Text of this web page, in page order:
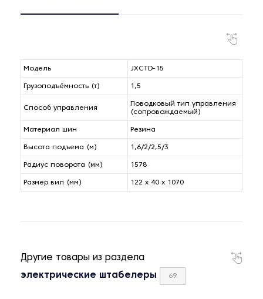
Модель JXCTD-15
Грузоподъёмность (т) 1,5
Способ управления
Поводковый тип управления
(сопровождаемый)
Материал шин Резина
Высота подъема (м) 1,6/2/2,5/3
Радиус поворота (мм) 1578
Размер вил (мм) 122 x 40 x 1070
Другие товары из раздела
электрические штабелеры 69